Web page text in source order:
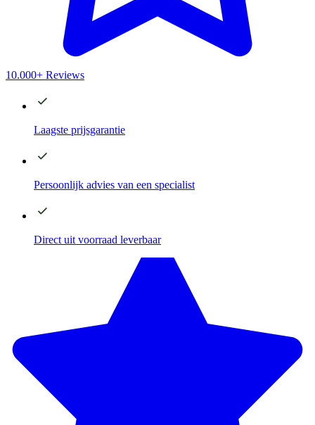
10.000+ Reviews
Laagste prijsgarantie
Persoonlijk advies van een specialist
Direct uit voorraad leverbaar